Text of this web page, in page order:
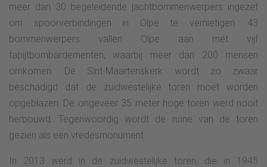
meer dan 30 begeleidende jachtbommenwerpers ingezet
om spoorverbindingen in Olpe te vernietigen. 43
bommenwerpers vallen Olpe aan met vijf
tapijtbombardementen, waarbij meer dan 200 mensen
omkomen. De Sint-Maartenskerk wordt zo zwaar
beschadigd dat de zuidwestelijke toren moet worden
opgeblazen. De ongeveer 35 meter hoge toren werd nooit
herbouwd. Tegenwoordig wordt de ruïne van de toren
gezien als een vredesmonument.
In 2013 werd in de zuidwestelijke toren, die in 1945